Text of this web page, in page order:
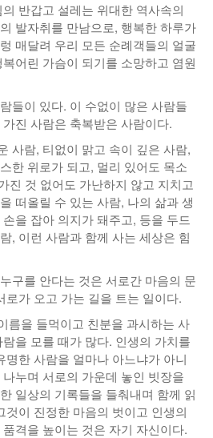
반갑고 설레는 위대한 역사속의
발자취를 만남으로, 행복한 하루가
매달려 우리 모든 순례객들의 얼굴
어린 가슴이 되기를 소망하고 염원
들이 있다. 이 수없이 많은 사람들
진 사람은 축복받은 사람이다.
사람, 티없이 맑고 속이 깊은 사람,
한 위로가 되고, 멀리 있어도 목소
진 것 없어도 가난하지 않고 지치고
떠올릴 수 있는 사람, 나의 삶과 생
을 잡아 의지가 돼주고, 등을 두드
, 이런 사람과 함께 사는 세상은 힘
구를 안다는 것은 서로간 마음의 문
로가 오고 가는 길을 트는 일이다.
름을 들먹이고 친분을 과시하는 사
을 모를 때가 많다. 인생의 가치를
명한 사람을 얼마나 아느냐가 아니
누며 서로의 가운데 놓인 빗장을
일상의 기록들을 들춰내며 함께 읽
것이 진정한 마음의 벗이고 인생의
격을 높이는 것은 자기 자신이다.